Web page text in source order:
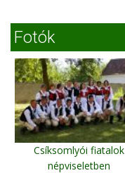
Fotók
Csíksomlyói fiatalok
népviseletben